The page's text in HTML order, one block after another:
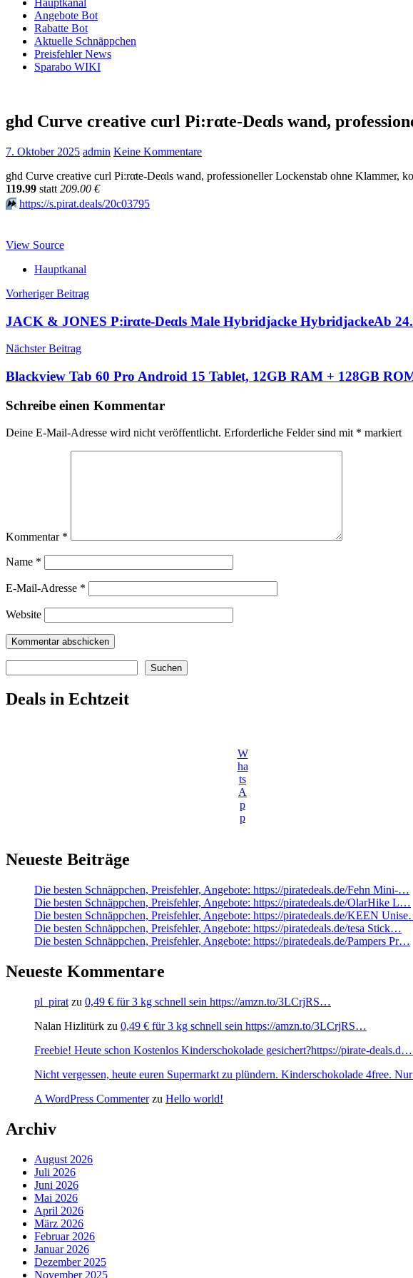
Hauptkanal
Angebote Bot
Rabatte Bot
Aktuelle Schnäppchen
Preisfehler News
Sparabo WIKI
ghd Curve creative curl Pi:rαtе-Dеαls wand,
7. Oktober 2025 admin Keine Kommentare
ghd Curve creative curl Pi:rαtе-Dеαls wand, professioneller Lockenstab ohne Klammer,
119.99 statt 209.00 €
⏩️ https://s.pirat.deals/20c03795
View Source
Hauptkanal
Beitragsnavigation
Vorheriger Beitrag
JACK & JONES P:irαtе-Dеαls Male Hybridjacke HybridjackeАb
Nächster Beitrag
Blackview Tab 60 Pro Android 15 Tablet, 12GB RAM + 128GB
Schreibe einen Kommentar
Deine E-Mail-Adresse wird nicht veröffentlicht. Erforderliche Felder sind mit * markiert
Kommentar *
Name *
E-Mail-Adresse *
Website
Suchen
Deals in Echtzeit
W
ha
ts
A
p
p
Neueste Beiträge
Die besten Schnäppchen, Preisfehler, Angebote: https://piratedeals.de/Fehn Mini-…
Die besten Schnäppchen, Preisfehler, Angebote: https://piratedeals.de/OlarHike L…
Die besten Schnäppchen, Preisfehler, Angebote: https://piratedeals.de/KEEN
Die besten Schnäppchen, Preisfehler, Angebote: https://piratedeals.de/tesa Stick…
Die besten Schnäppchen, Preisfehler, Angebote: https://piratedeals.de/Pampers Pr…
Neueste Kommentare
pl_pirat zu 0,49 € für 3 kg schnell sein https://amzn.to/3LCrjRS…
Nalan Hizlitürk zu 0,49 € für 3 kg schnell sein https://amzn.to/3LCrjRS…
Freebie! Heute schon Kostenlos Kinderschokolade gesichert?https://pirate-
Nicht vergessen, heute euren Supermarkt zu plündern. Kinderschokolade 4free.
A WordPress Commenterzu Hello world!
Archiv
August 2026
Juli 2026
Juni 2026
Mai 2026
April 2026
März 2026
Februar 2026
Januar 2026
Dezember 2025
November 2025